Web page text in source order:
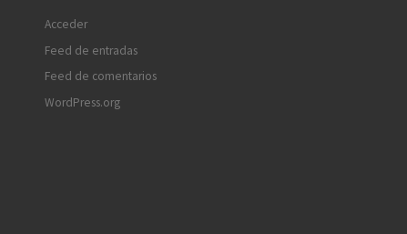
Acceder
Feed de entradas
Feed de comentarios
WordPress.org